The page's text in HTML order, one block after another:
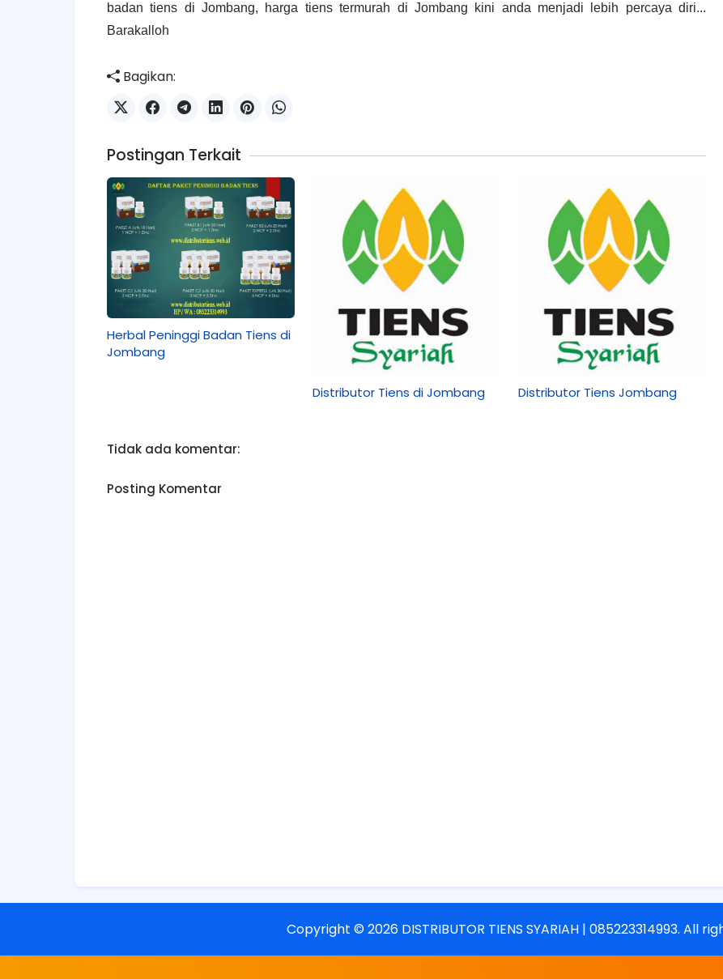
badan tiens di Jombang, harga tiens termurah di Jombang kini anda menjadi lebih percaya diri...
Barakalloh
Bagikan:
Postingan Terkait
Herbal Peninggi Badan Tiens di
Jombang
Distributor Tiens di Jombang Distributor Tiens Jombang
Tidak ada komentar:
Posting Komentar
Copyright © 2026 DISTRIBUTOR TIENS SYARIAH | 085223314993. All